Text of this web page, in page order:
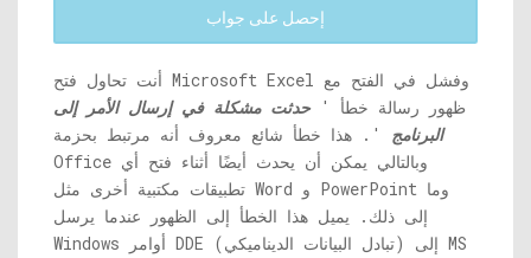
إحصل على جواب
أنت تحاول فتح Microsoft Excel وفشل في الفتح مع
ظهور رسالة خطأ 'حدثت مشكلة في إرسال الأمر إلى
البرنامج
'. هذا خطأ شائع معروف أنه مرتبط بحزمة
Office وبالتالي يمكن أن يحدث أيضًا أثناء فتح أي
تطبيقات مكتبية أخرى مثل Word و PowerPoint وما
إلى ذلك. يميل هذا الخطأ إلى الظهور عندما يرسل
Windows أوامر DDE (تبادل البيانات الديناميكي) إلى MS